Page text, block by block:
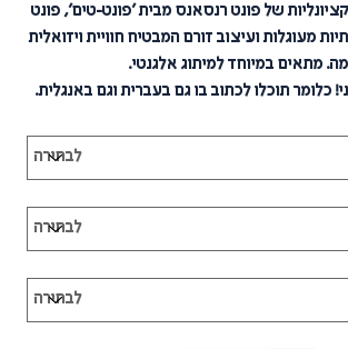
של פונט רנסאנס מבית ׳פונט-טים׳, פונט
מעוגלות ועיצוב זורם המבטיח חוויית ויזואלית
מתאים במיוחד למיתוג אלגנטי.
כלומר תוכלו לכתוב בו גם בעברית וגם באנגלית.